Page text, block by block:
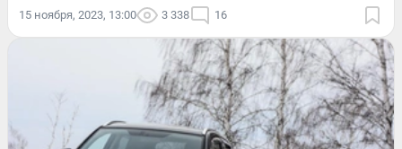
15 ноября, 2023, 13:00 3 338 16